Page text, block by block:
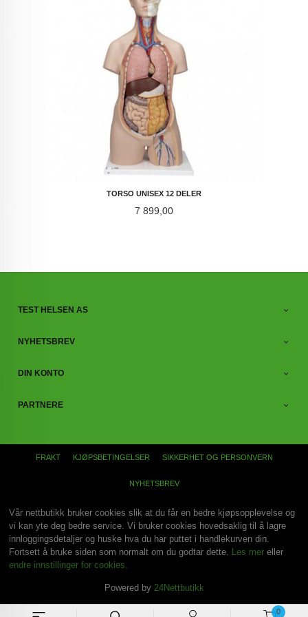
0
TORSO UNISEX 12 DELER
Pris
7 899,00
TEST HELSEN AS
NYHETSBREV
DIN KONTO
PARTNERE
FRAKT KJØPSBETINGELSER SIKKERHET OG PERSONVERN
NYHETSBREV
Vår nettbutikk bruker cookies slik at du får en bedre kjøpsopplevelse og
vi kan yte deg bedre service. Vi bruker cookies hovedsaklig til å lagre
innloggingsdetaljer og huske hva du har puttet i handlekurven din.
Fortsett å bruke siden som normalt om du godtar dette.
Les mer eller
endre innstillinger for cookies.
Powered by 24Nettbutikk